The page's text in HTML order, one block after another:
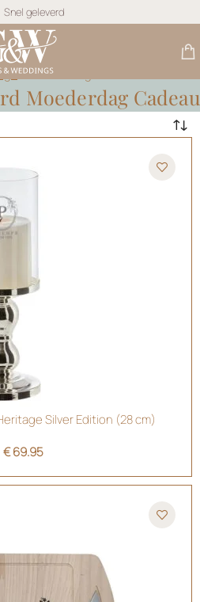
personalisatie
>Moederdag Cadeau
Moederdag Cadeau
Silver Edition (28 cm)
€69.95